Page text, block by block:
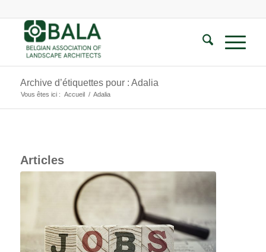
Archive d’étiquettes pour : Adalia
Vous êtes ici : Accueil / Adalia
Articles